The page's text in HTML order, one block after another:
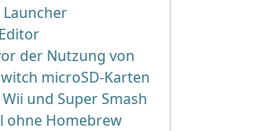
Launcher
der Nutzung von
microSD-Karten
und Super Smash
ohne Homebrew